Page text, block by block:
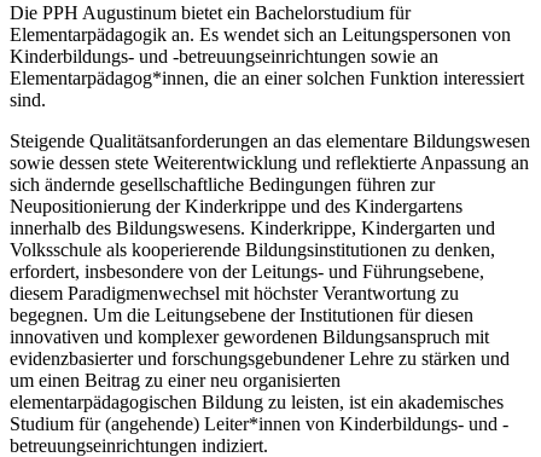
Die PPH Augustinum bietet ein Bachelorstudium für
Elementarpädagogik an. Es wendet sich an Leitungspersonen von
Kinderbildungs- und -betreuungseinrichtungen sowie an
Elementarpädagog*innen, die an einer solchen Funktion interessiert
sind.
Steigende Qualitätsanforderungen an das elementare Bildungswesen
sowie dessen stete Weiterentwicklung und reflektierte Anpassung an
sich ändernde gesellschaftliche Bedingungen führen zur
Neupositionierung der Kinderkrippe und des Kindergartens
innerhalb des Bildungswesens. Kinderkrippe, Kindergarten und
Volksschule als kooperierende Bildungsinstitutionen zu denken,
erfordert, insbesondere von der Leitungs- und Führungsebene,
diesem Paradigmenwechsel mit höchster Verantwortung zu
begegnen. Um die Leitungsebene der Institutionen für diesen
innovativen und komplexer gewordenen Bildungsanspruch mit
evidenzbasierter und forschungsgebundener Lehre zu stärken und
um einen Beitrag zu einer neu organisierten
elementarpädagogischen Bildung zu leisten, ist ein akademisches
Studium für (angehende) Leiter*innen von Kinderbildungs- und -
betreuungseinrichtungen indiziert.